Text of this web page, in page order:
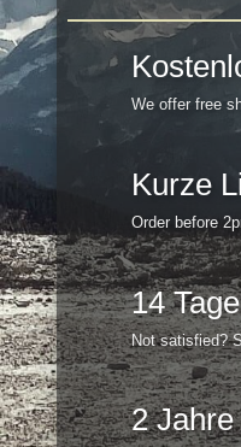
We offer free
Kurze
Order before
14
Not satisfied?
2